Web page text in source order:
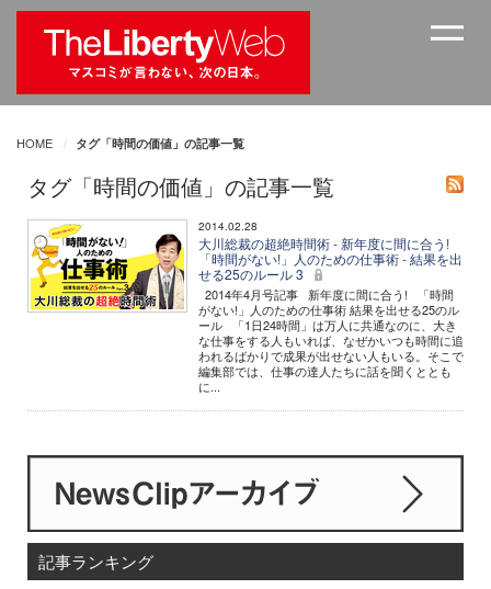
HOME タグ「時間の価値」の記事一覧
タグ「時間の価値」の記事一覧
2014.02.28
大川総裁の超絶時間術 - 新年度に間に合う!
「時間がない!」人のための仕事術 - 結果を出
せる25のルール 3
2014年4月号記事 新年度に間に合う! 「時間
がない!」人のための仕事術 結果を出せる25のル
ール 「1日24時間」は万人に共通なのに、大き
な仕事をする人もいれば、なぜかいつも時間に追
われるばかりで成果が出せない人もいる。そこで
編集部では、仕事の達人たちに話を聞くととも
に...
記事ランキング